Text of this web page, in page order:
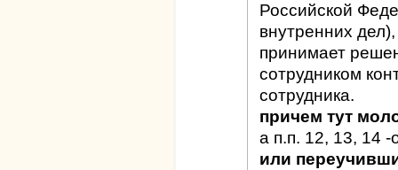
Российской
внутренних
принимает
сотрудником
сотрудника.
причем тут
а п.п. 12, 13, 14 -
или